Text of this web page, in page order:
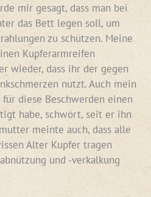
mir gesagt, dass man bei
das Bett legen soll, um
zu schützen. Meine
Kupferarmreifen
wieder, dass ihr der gegen
nutzt. Auch mein
diese Beschwerden einen
habe, schwört, seit er ihn
meinte auch, dass alle
Alter Kupfer tragen
und -verkalkung